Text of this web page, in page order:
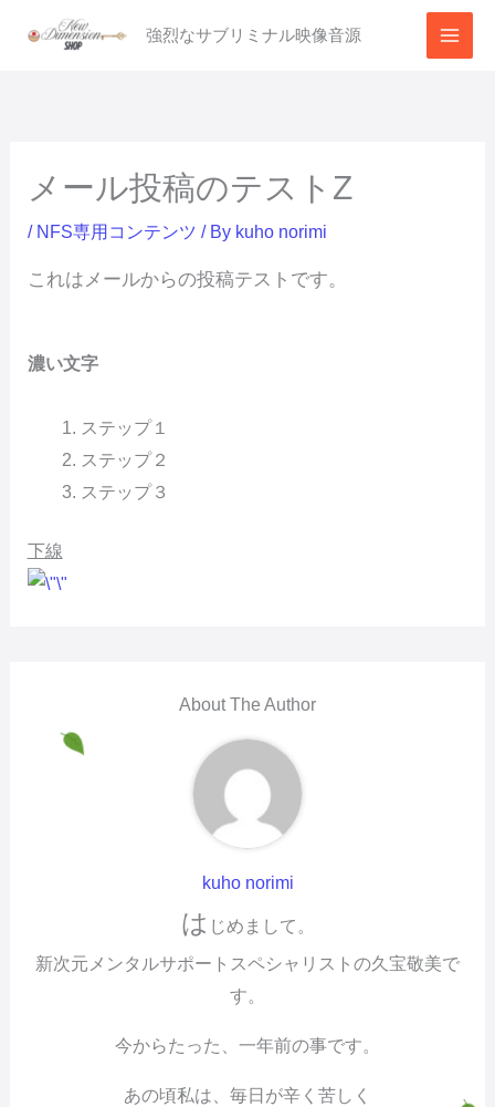
強烈なサブリミナル映像音源
メール投稿のテストz
/ NFS専用コンテンツ / By kuho norimi
これはメールからの投稿テストです。
濃い文字
ステップ１
ステップ２
ステップ３
下線
About The Author
kuho norimi
は じめまして。
新次元メンタルサポートスペシャリストの久宝敬美で
す。
今からたった、一年前の事です。
あの頃私は、毎日が辛く苦しく